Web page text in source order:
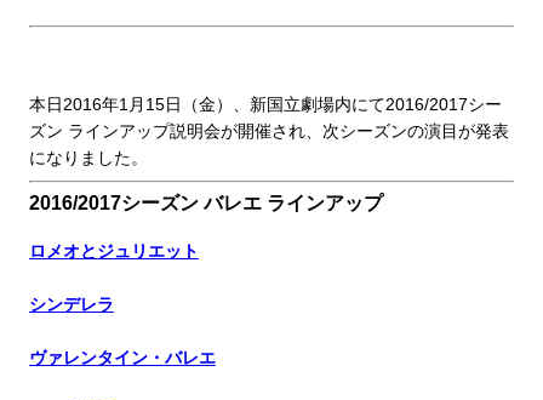
本日2016年1月15日（金）、新国立劇場内にて2016/2017シー
ズン ラインアップ説明会が開催され、次シーズンの演目が発表
になりました。
2016/2017シーズン バレエ ラインアップ
ロメオとジュリエット
シンデレラ
ヴァレンタイン・バレエ